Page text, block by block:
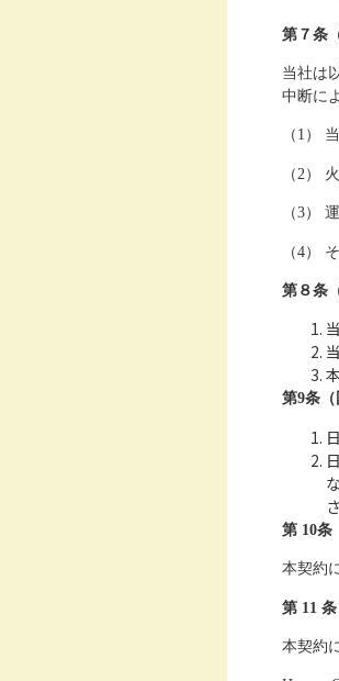
第７条
当社は
中断に
（1）
（2）
（3）
（4）
第８条
第9条（
第 10条
本契約
第 11
本契約